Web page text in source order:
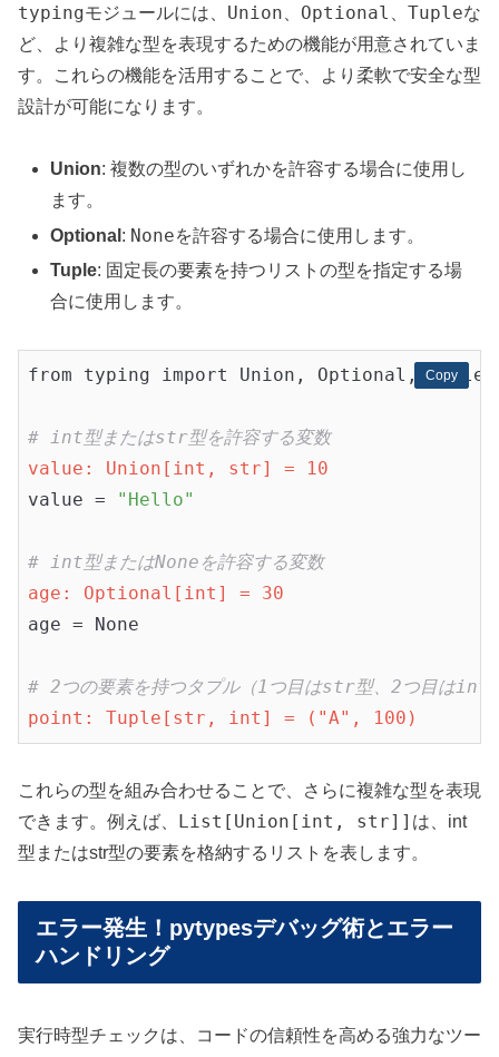
typingモジュールには、 Union Optional Tupleな
ど、より複雑な型を表現するための機能が用意されていま
す。これらの機能を活用することで、より柔軟で安全な型
設計が可能になります。
Union: 複数の型のいずれかを許容する場合に使用し
ます。
Optional : Noneを許容する場合に使用します。
Tuple: 固定長の要素を持つリストの型を指定する場
合に使用します。
Copy
Copy
from typing import Union, Optional, Tuple
# int型またはstr型を許容する変数
value: Union[int, str] = 10
value =
"Hello"
# int型またはNoneを許容する変数
age: Optional[int] = 30
age = None
# 2つの要素を持つタプル（1つ目はstr型、2つ目はint
point: Tuple[str, int] = ("A", 100)
これらの型を組み合わせることで、さらに複雑な型を表現
できます。例えば、
List[Union[int, str]] は、int
型またはstr型の要素を格納するリストを表します。
エラー発生！pytypesデバッグ術とエラー
ハンドリング
実行時型チェックは、コードの信頼性を高める強力なツー